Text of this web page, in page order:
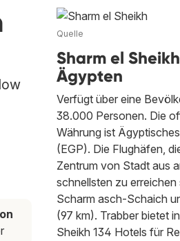
Quelle
Sharm el
Ägypten
Verfügt über eine
38.000 Personen. Die
Währung ist
(EGP). Die Flughäfen,
Zentrum von Stadt aus
schnellsten zu erreichen
Scharm asch-Schaich
(97 km). Trabber bietet
Sheikh 134 Hotels für